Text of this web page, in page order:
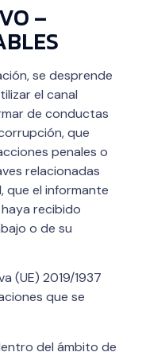
–
se desprende
el canal
de conductas
que
penales o
relacionadas
que el informante
recibido
o de su
(UE) 2019/1937
que se
del ámbito de